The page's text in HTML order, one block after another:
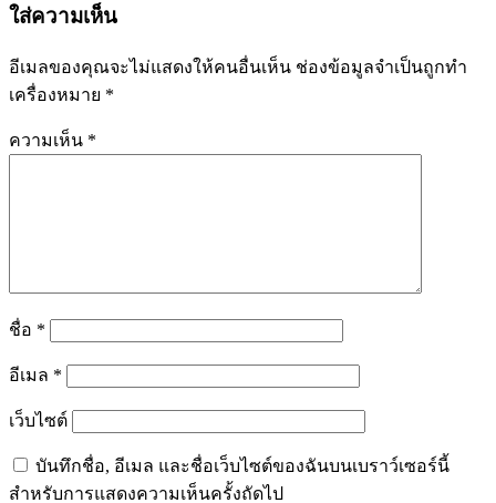
ใส่ความเห็น
อีเมลของคุณจะไม่แสดงให้คนอื่นเห็น ช่องข้อมูลจำเป็นถูกทำ
เครื่องหมาย *
ความเห็น *
ชื่อ *
อีเมล *
เว็บไซต์
บันทึกชื่อ, อีเมล และชื่อเว็บไซต์ของฉันบนเบราว์เซอร์นี้
สำหรับการแสดงความเห็นครั้งถัดไป